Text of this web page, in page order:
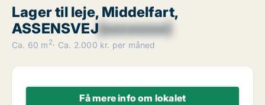
Lager til leje, Middelfart,
ASSENSVEJ[xxxxxxxx]
Ca. 60 m 2 Ca. 2.000 kr. per måned
Få mere info om lokalet